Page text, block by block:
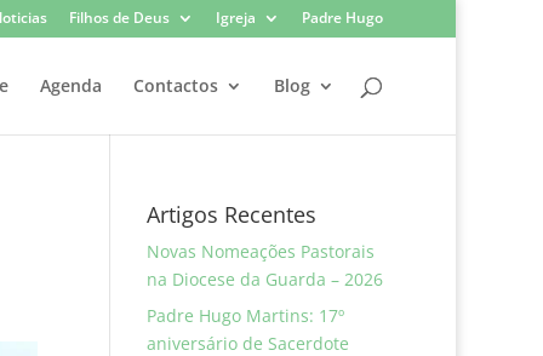
Filhos de Deus Igreja Padre Hugo
Agenda Contactos Blog
Artigos Recentes
Novas Nomeações Pastorais
na Diocese da Guarda – 2026
Padre Hugo Martins: 17º
aniversário de Sacerdote